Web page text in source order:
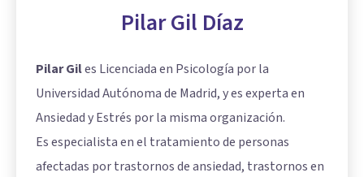
Pilar Gil Díaz
Pilar Giles Licenciada en Psicología por la
Universidad Autónoma de Madrid, y es experta en
Ansiedad y Estrés por la misma organización.
Es especialista en el tratamiento de personas
afectadas por trastornos de ansiedad, trastornos en